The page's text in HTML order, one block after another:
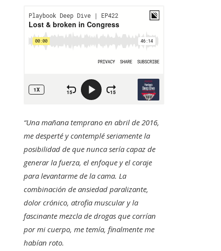
“Una mañana temprano en abril de 2016,
me desperté y contemplé seriamente la
posibilidad de que nunca sería capaz de
generar la fuerza, el enfoque y el coraje
para levantarme de la cama. La
combinación de ansiedad paralizante,
dolor crónico, atrofia muscular y la
fascinante mezcla de drogas que corrían
por mi cuerpo, me temía, finalmente me
habían roto.